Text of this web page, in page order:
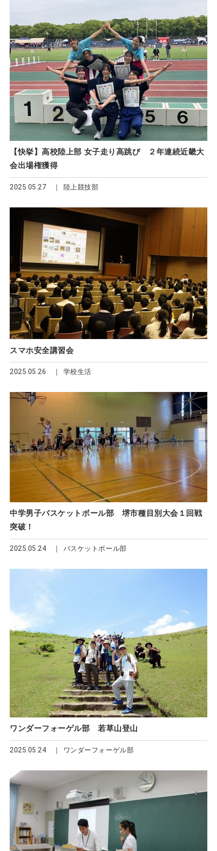
【快挙】高校陸上部 女子走り高跳び ２年連続近畿大
会出場権獲得
2025.05.27 陸上競技部
スマホ安全講習会
2025.05.26 学校生活
中学男子バスケットボール部 堺市種目別大会１回戦
突破！
2025.05.24 バスケットボール部
ワンダーフォーゲル部 若草山登山
2025.05.24 ワンダーフォーゲル部